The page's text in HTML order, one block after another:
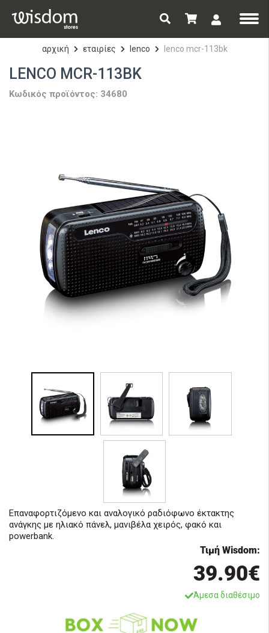
αρχική εταιρίες lenco lenco mcr-113bk
LENCO MCR-113BK
Κωδικός προϊόντος: 34680
Επαναφορτιζόμενο και αναλογικό ραδιόφωνο έκτακτης
ανάγκης με ηλιακό πάνελ, μανιβέλα χειρός, φακό και
powerbank.
Τιμή Wisdom:
39.90€
Άμεσα διαθέσιμο